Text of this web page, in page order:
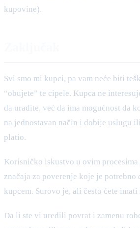
kupovine).
Svi smo mi kupci, pa vam neće biti
“obujete” te cipele. Kupca ne
da uradite, već da ima mogućnost da
na jednostavan način i dobije uslugu
platio.
Korisničko iskustvo u ovim
značaja za poverenje koje je potrebno
kupcem. Surovo je, ali često ćete
Da li ste vi uredili povrat i zamenu